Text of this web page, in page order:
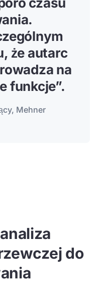
.
że autarc
na
funkcje”.
Mehner
do